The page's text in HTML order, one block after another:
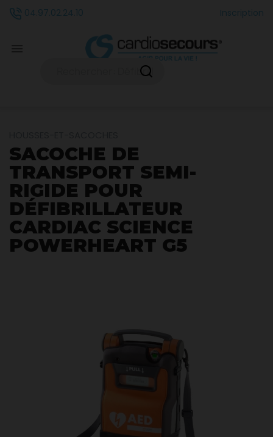
04.97.02.24.10 Inscription
SACOCHE DE
TRANSPORT SEMI-
RIGIDE POUR
DÉFIBRILLATEUR
CARDIAC SCIENCE
POWERHEART G5